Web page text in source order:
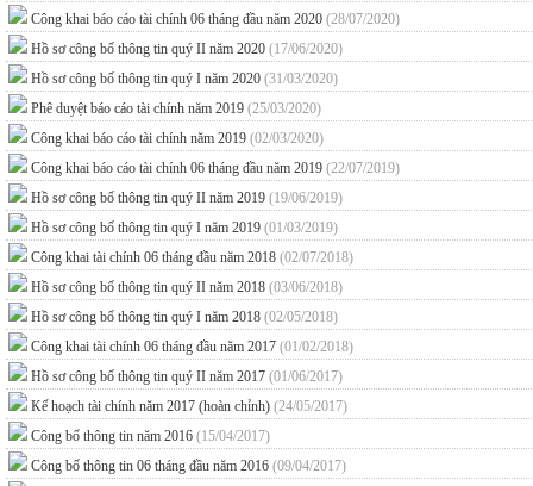
Công khai báo cáo tài chính 06 tháng đầu năm 2020 (28/07/2020)
Hồ sơ công bố thông tin quý II năm 2020 (17/06/2020)
Hồ sơ công bố thông tin quý I năm 2020 (31/03/2020)
Phê duyệt báo cáo tài chính năm 2019 (25/03/2020)
Công khai báo cáo tài chính năm 2019 (02/03/2020)
Công khai báo cáo tài chính 06 tháng đầu năm 2019 (22/07/2019)
Hồ sơ công bố thông tin quý II năm 2019 (19/06/2019)
Hồ sơ công bố thông tin quý I năm 2019 (01/03/2019)
Công khai tài chính 06 tháng đầu năm 2018 (02/07/2018)
Hồ sơ công bố thông tin quý II năm 2018 (03/06/2018)
Hồ sơ công bố thông tin quý I năm 2018 (02/05/2018)
Công khai tài chính 06 tháng đầu năm 2017 (01/02/2018)
Hồ sơ công bố thông tin quý II năm 2017 (01/06/2017)
Kế hoạch tài chính năm 2017 (hoàn chỉnh) (24/05/2017)
Công bố thông tin năm 2016 (15/04/2017)
Công bố thông tin 06 tháng đầu năm 2016 (09/04/2017)